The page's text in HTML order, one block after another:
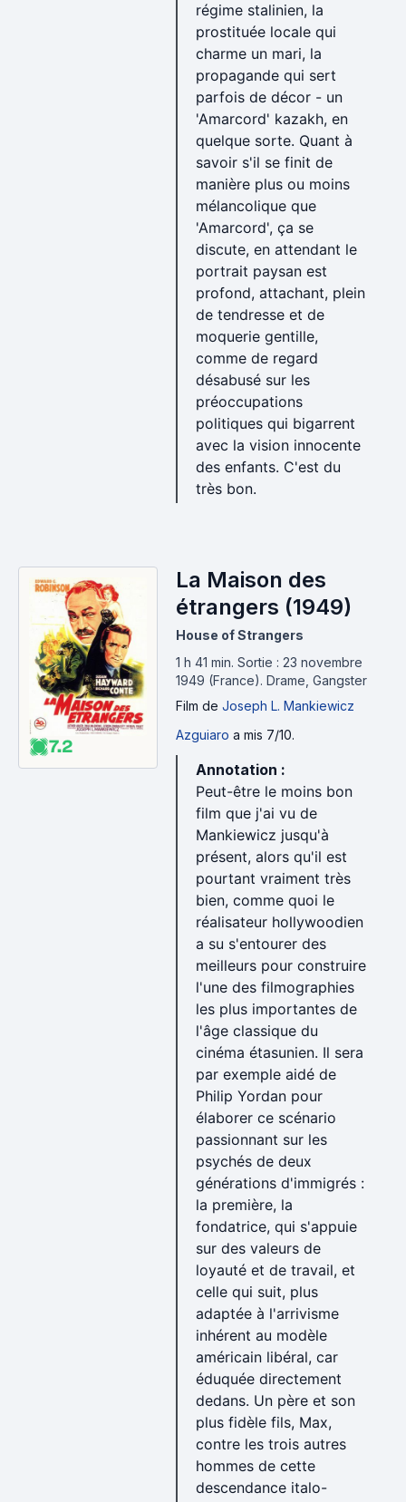
régime stalinien, la
prostituée locale qui
charme un mari, la
propagande qui sert
parfois de décor - un
'Amarcord' kazakh, en
quelque sorte. Quant à
savoir s'il se finit de
manière plus ou moins
mélancolique que
'Amarcord', ça se
discute, en attendant le
portrait paysan est
profond, attachant, plein
de tendresse et de
moquerie gentille,
comme de regard
désabusé sur les
préoccupations
politiques qui bigarrent
avec la vision innocente
des enfants. C'est du
très bon.
7.2
La Maison des
étrangers (1949)
House of Strangers
1 h 41 min. Sortie : 23 novembre
1949 (France). Drame, Gangster
Film de Joseph L. Mankiewicz
Azguiaro a mis 7/10.
Annotation :
Peut-être le moins bon
film que j'ai vu de
Mankiewicz jusqu'à
présent, alors qu'il est
pourtant vraiment très
bien, comme quoi le
réalisateur hollywoodien
a su s'entourer des
meilleurs pour construire
l'une des filmographies
les plus importantes de
l'âge classique du
cinéma étasunien. Il sera
par exemple aidé de
Philip Yordan pour
élaborer ce scénario
passionnant sur les
psychés de deux
générations d'immigrés :
la première, la
fondatrice, qui s'appuie
sur des valeurs de
loyauté et de travail, et
celle qui suit, plus
adaptée à l'arrivisme
inhérent au modèle
américain libéral, car
éduquée directement
dedans. Un père et son
plus fidèle fils, Max,
contre les trois autres
hommes de cette
descendance italo-